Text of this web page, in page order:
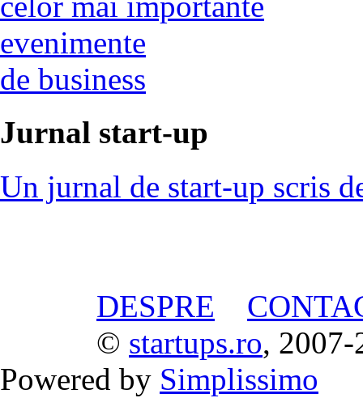
evenimente
de business
Jurnal start-up
Un jurnal de start-up scris
DESPRE
© startups.ro, 2007-
Powered by Simplissimo